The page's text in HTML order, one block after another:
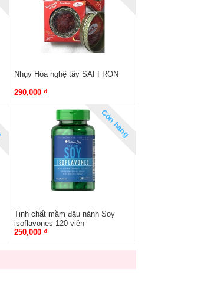
Nhụy Hoa nghệ tây SAFFRON
290,000 ₫
Còn hàng
Tinh chất mầm đậu nành Soy
isoflavones 120 viên
250,000 ₫